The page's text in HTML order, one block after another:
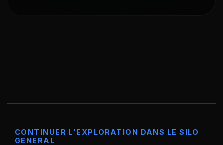
CONTINUER L'EXPLORATION DANS LE SILO
GENERAL